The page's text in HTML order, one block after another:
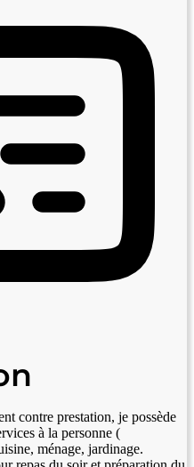
contre prestation, je possède
à la personne (
ménage, jardinage.